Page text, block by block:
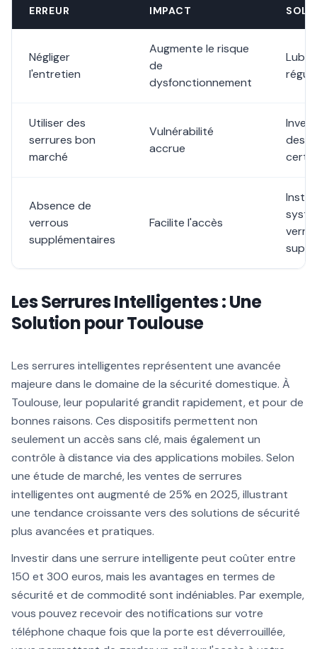
ERREUR IMPACT
Négliger
l'entretien
Augmente le risque
de
dysfonctionnement
Utiliser des
serrures bon
marché
Vulnérabilité
accrue
des
Absence de
verrous
supplémentaires
Facilite l'accès
Les Serrures Intelligentes : Une
Solution pour Toulouse
Les serrures intelligentes représentent une avancée
majeure dans le domaine de la sécurité domestique. À
Toulouse, leur popularité grandit rapidement, et pour de
bonnes raisons. Ces dispositifs permettent non
seulement un accès sans clé, mais également un
contrôle à distance via des applications mobiles. Selon
une étude de marché, les ventes de serrures
intelligentes ont augmenté de 25% en 2025, illustrant
une tendance croissante vers des solutions de sécurité
plus avancées et pratiques.
Investir dans une serrure intelligente peut coûter entre
150 et 300 euros, mais les avantages en termes de
sécurité et de commodité sont indéniables. Par exemple,
vous pouvez recevoir des notifications sur votre
téléphone chaque fois que la porte est déverrouillée,